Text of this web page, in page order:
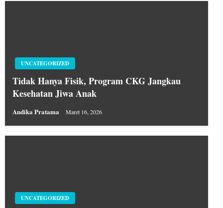
UNCATEGORIZED
Tidak Hanya Fisik, Program CKG Jangkau
Kesehatan Jiwa Anak
Andika Pratama Maret 16, 2026
UNCATEGORIZED